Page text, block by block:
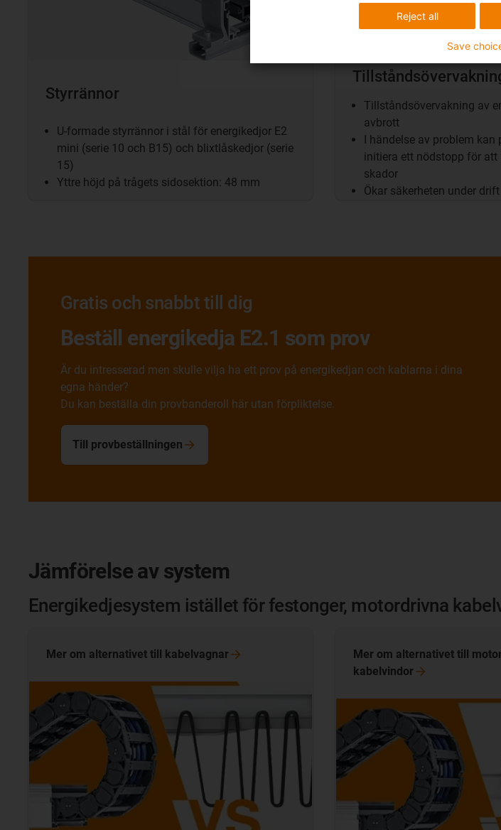
Styrrännor
U-formade styrrännor i stål för energikedjor E2
mini (serie 10 och B15) och blixtlåskedjor (serie
15)
Yttre höjd på trågets sidosektion: 48 mm
Tillståndsövervakning av
avbrott
I händelse av problem kan
initiera ett nödstopp för att
skador
Ökar säkerheten under drift
Gratis och snabbt till dig
Beställ energikedja E2.1 som prov
Är du intresserad men skulle vilja ha ett prov på energikedjan och kablarna i dina
egna händer?
Du kan beställa din provbanderoll här utan förpliktelse.
Till provbeställningen
Jämförelse av system
Energikedjesystem istället för festonger, motordrivna
Mer om alternativet till kabelvagnar
Mer om alternativet till
kabelvindor
Reject all
Save